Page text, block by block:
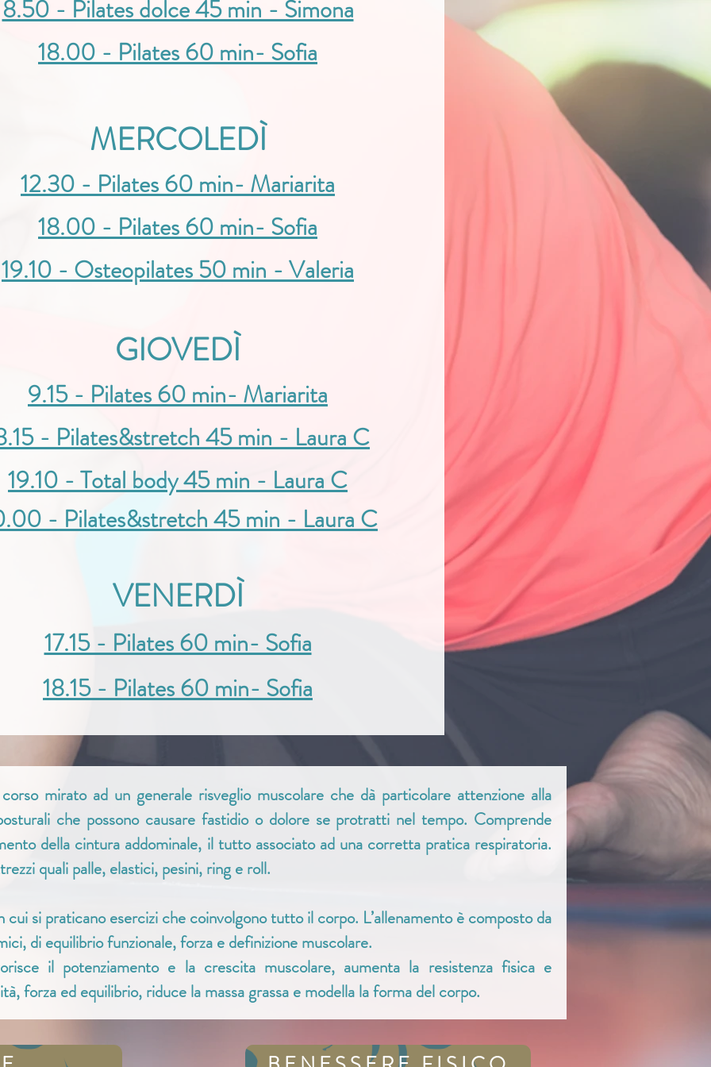
8.50 - Pilates dolce 45 min - Simona
18.00 - Pilates 60 min- Sofia
MERCOLEDÌ
12.30 - Pilates 60 min- Mariarita
18.00 - Pilates 60 min- Sofia
19.10 - Osteopilates 50 min - Valeria
GIOVEDÌ
9.15 - Pilates 60 min- Mariarita
- Pilates&stretch 45 min - Laura C
19.10 - Total body 45 min - Laura C
- Pilates&stretch 45 min - Laura C
VENERDÌ
17.15 - Pilates 60 min- Sofia
18.15 - Pilates 60 min- Sofia
mirato ad un generale risveglio muscolare che dà particolare attenzione alla
che possono causare fastidio o dolore se protratti nel tempo. Comprende
della cintura addominale, il tutto associato ad una corretta pratica respiratoria.
quali palle, elastici, pesini, ring e roll.
cui si praticano esercizi che coinvolgono tutto il corpo. L’allenamento è composto da
di equilibrio funzionale, forza e definizione muscolare.
il potenziamento e la crescita muscolare, aumenta la resistenza fisica e
forza ed equilibrio, riduce la massa grassa e modella la forma del corpo.